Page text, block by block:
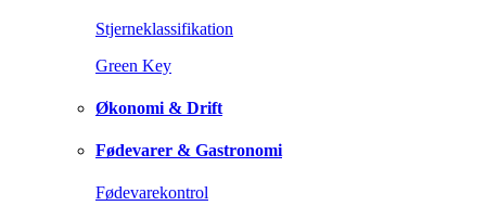
Stjerneklassifikation
Green Key
Økonomi & Drift
Fødevarer & Gastronomi
Fødevarekontrol